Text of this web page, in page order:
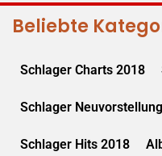
Beliebte
Schlager Charts 2018
Schlager
Schlager Hits 2018